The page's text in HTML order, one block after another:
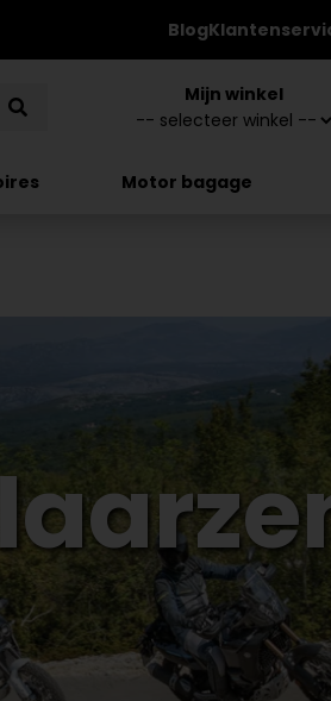
Blog
Mijn winkel
Motor bagage